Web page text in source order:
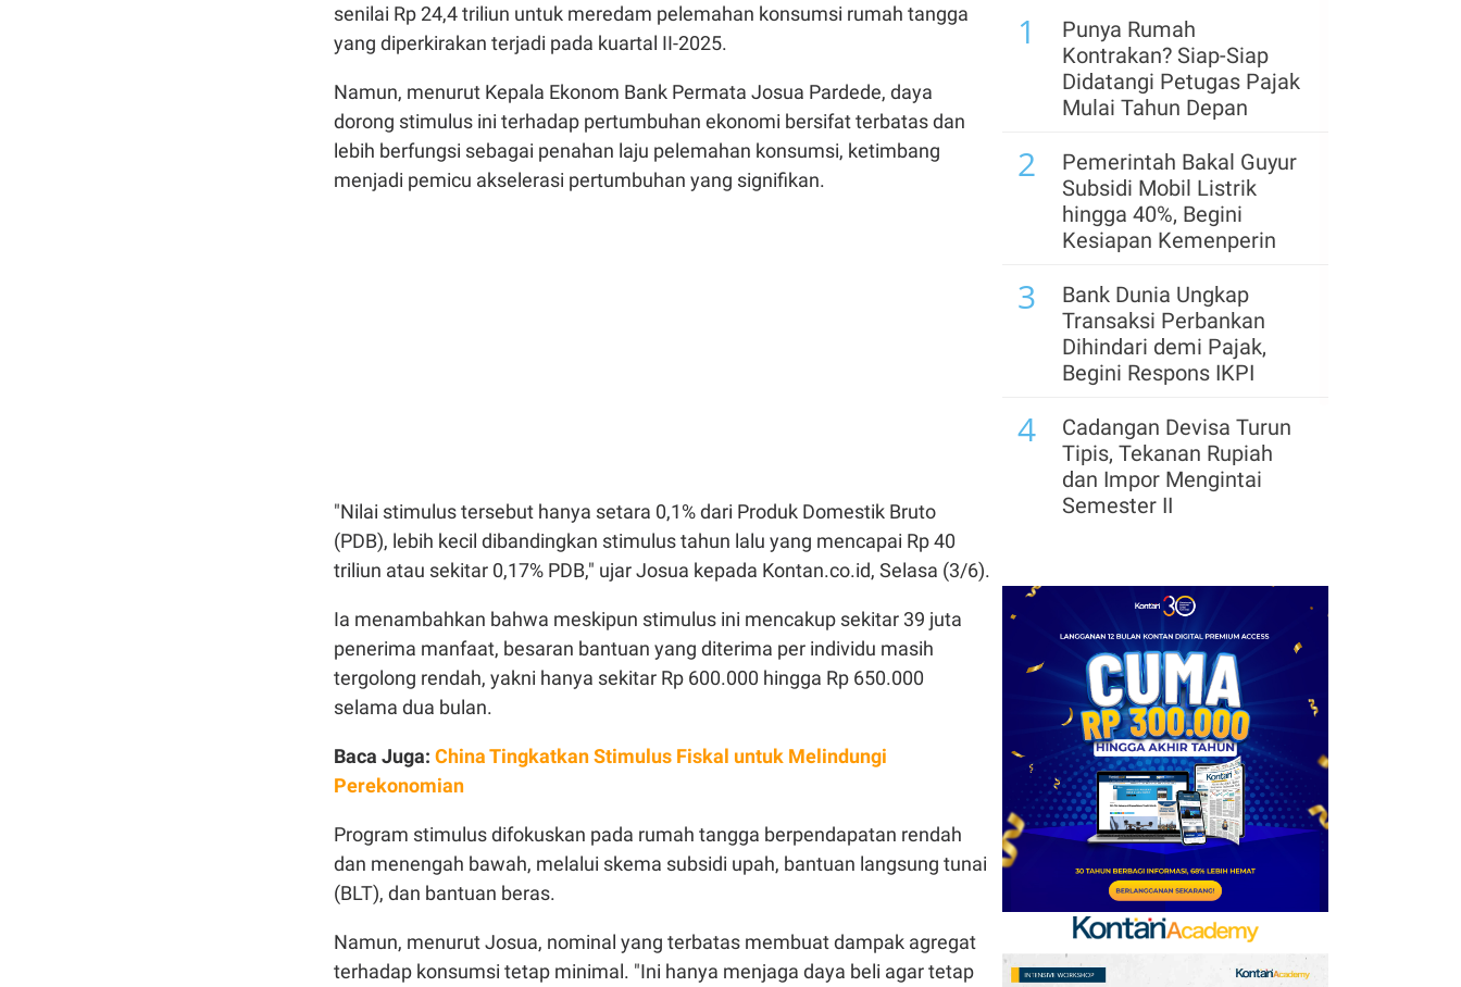
senilai Rp 24,4 triliun untuk meredam pelemahan konsumsi rumah tangga
yang diperkirakan terjadi pada kuartal II-2025.
Namun, menurut Kepala Ekonom Bank Permata Josua Pardede, daya
dorong stimulus ini terhadap pertumbuhan ekonomi bersifat terbatas dan
lebih berfungsi sebagai penahan laju pelemahan konsumsi, ketimbang
menjadi pemicu akselerasi pertumbuhan yang signifikan.
"Nilai stimulus tersebut hanya setara 0,1% dari Produk Domestik Bruto
(PDB), lebih kecil dibandingkan stimulus tahun lalu yang mencapai Rp 40
triliun atau sekitar 0,17% PDB," ujar Josua kepada Kontan.co.id, Selasa (3/6).
Ia menambahkan bahwa meskipun stimulus ini mencakup sekitar 39 juta
penerima manfaat, besaran bantuan yang diterima per individu masih
tergolong rendah, yakni hanya sekitar Rp 600.000 hingga Rp 650.000
selama dua bulan.
Baca Juga: China Tingkatkan Stimulus Fiskal untuk Melindungi
Perekonomian
Program stimulus difokuskan pada rumah tangga berpendapatan rendah
dan menengah bawah, melalui skema subsidi upah, bantuan langsung tunai
(BLT), dan bantuan beras.
Namun, menurut Josua, nominal yang terbatas membuat dampak agregat
terhadap konsumsi tetap minimal. "Ini hanya menjaga daya beli agar tetap
1
Punya Rumah
Kontrakan? Siap-Siap
Didatangi Petugas Pajak
Mulai Tahun Depan
2
Pemerintah Bakal Guyur
Subsidi Mobil Listrik
hingga 40%, Begini
Kesiapan Kemenperin
3
Bank Dunia Ungkap
Transaksi Perbankan
Dihindari demi Pajak,
Begini Respons IKPI
4
Cadangan Devisa Turun
Tipis, Tekanan Rupiah
dan Impor Mengintai
Semester II
Kekhawatiran Investor
soal Arah Kebijakan
Pemerintahan Prabowo